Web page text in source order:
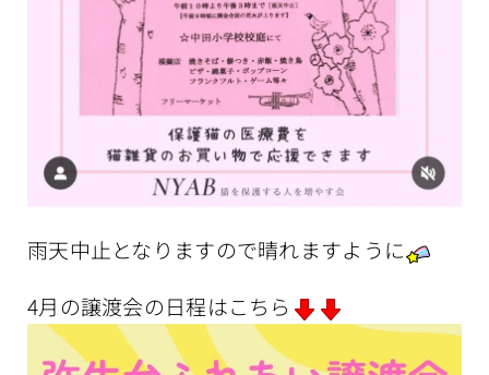
雨天中止となりますので晴れますように
4月の譲渡会の日程はこちら